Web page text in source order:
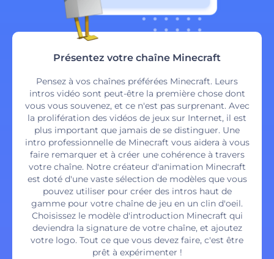
Présentez votre chaîne Minecraft
Pensez à vos chaînes préférées Minecraft. Leurs
intros vidéo sont peut-être la première chose dont
vous vous souvenez, et ce n'est pas surprenant. Avec
la prolifération des vidéos de jeux sur Internet, il est
plus important que jamais de se distinguer. Une
intro professionnelle de Minecraft vous aidera à vous
faire remarquer et à créer une cohérence à travers
votre chaîne. Notre créateur d'animation Minecraft
est doté d'une vaste sélection de modèles que vous
pouvez utiliser pour créer des intros haut de
gamme pour votre chaîne de jeu en un clin d'oeil.
Choisissez le modèle d'introduction Minecraft qui
deviendra la signature de votre chaîne, et ajoutez
votre logo. Tout ce que vous devez faire, c'est être
prêt à expérimenter !